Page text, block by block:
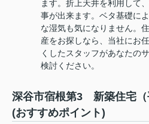
ます。折上天井を利用して
事が出来ます。ベタ基礎に
な湿気も気になりません。
産をお探しなら、当社にお
くしたスタッフがあなたの
検討ください。
深谷市宿根第3 新築住宅（
(おすすめポイント)